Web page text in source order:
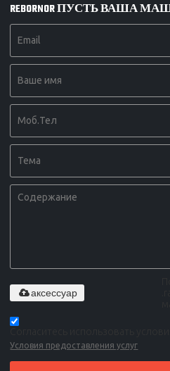
REBORNOR ПУСТЬ ВАША
аксессуар
Условия предоставления услуг